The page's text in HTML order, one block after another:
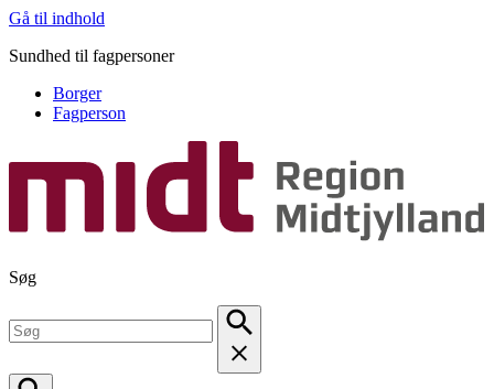
Gå til indhold
Sundhed til fagpersoner
Borger
Fagperson
Søg